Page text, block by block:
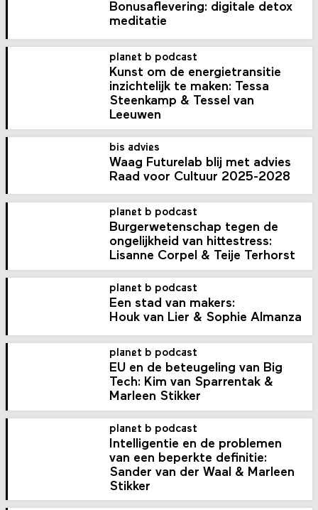
Bonusaflevering: digitale detox
meditatie
planet b podcast
Kunst om de energietransitie
inzichtelijk te maken: Tessa
Steenkamp & Tessel van
Leeuwen
bis advies
Waag Futurelab blij met advies
Raad voor Cultuur 2025-2028
planet b podcast
Burger­weten­schap tegen de
ongelijkheid van hittestress:
Lisanne Corpel & Teije Terhorst
planet b podcast
Een stad van makers:
Houk van Lier & Sophie Almanza
planet b podcast
EU en de beteugeling van Big
Tech: Kim van Sparrentak &
Marleen Stikker
planet b podcast
Intelligentie en de problemen
van een beperkte definitie:
Sander van der Waal & Marleen
Stikker